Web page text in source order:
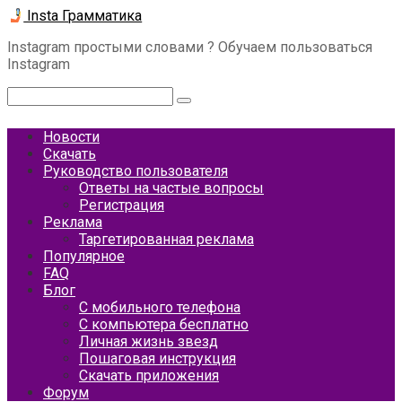
Перейти
контенту
Insta Грамматика
Instagram простыми словами ? Обучаем пользоваться
Instagram
Новости
Скачать
Руководство пользователя
Ответы на частые вопросы
Регистрация
Реклама
Таргетированная реклама
Популярное
FAQ
Блог
С мобильного телефона
С компьютера бесплатно
Личная жизнь звезд
Пошаговая инструкция
Скачать приложения
Форум